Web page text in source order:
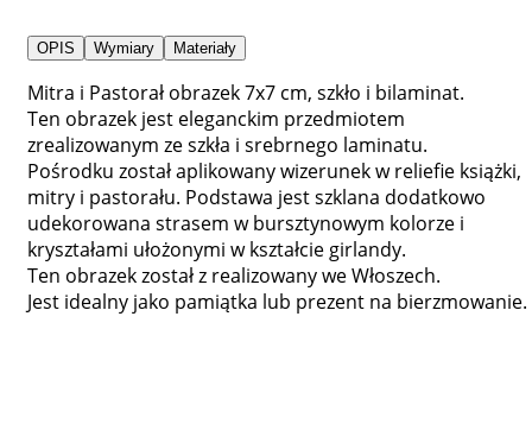
OPIS Wymiary Materiały
Mitra i Pastorał obrazek 7x7 cm, szkło i bilaminat.
Ten obrazek jest eleganckim przedmiotem
zrealizowanym ze szkła i srebrnego laminatu.
Pośrodku został aplikowany wizerunek w reliefie książki,
mitry i pastorału. Podstawa jest szklana dodatkowo
udekorowana strasem w bursztynowym kolorze i
kryształami ułożonymi w kształcie girlandy.
Ten obrazek został z realizowany we Włoszech.
Jest idealny jako pamiątka lub prezent na bierzmowanie.